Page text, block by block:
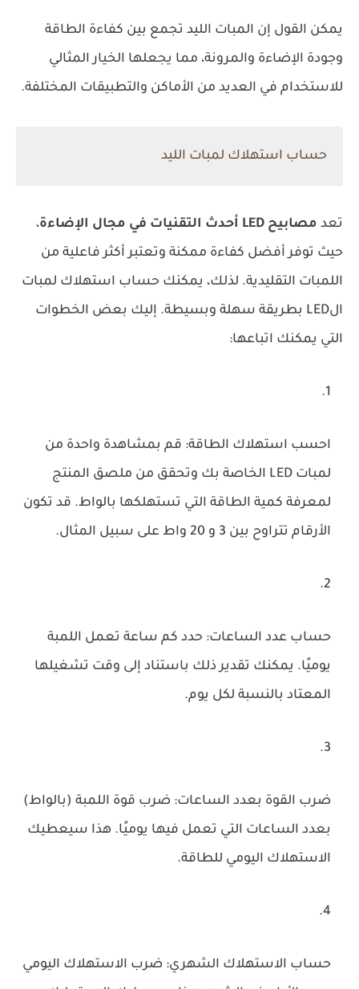
يمكن القول إن المبات الليد تجمع بين كفاءة الطاقة
وجودة الإضاءة والمرونة، مما يجعلها الخيار المثالي
للاستخدام في العديد من الأماكن والتطبيقات المختلفة.
حساب استهلاك لمبات الليد
تعد مصابيح LED أحدث التقنيات في مجال الإضاءة
،
حيث توفر أفضل كفاءة ممكنة وتعتبر أكثر فاعلية من
اللمبات التقليدية. لذلك، يمكنك حساب استهلاك لمبات
الLED بطريقة سهلة وبسيطة. إليك بعض الخطوات
التي يمكنك اتباعها:
احسب استهلاك الطاقة: قم بمشاهدة واحدة من
لمبات LED الخاصة بك وتحقق من ملصق المنتج
لمعرفة كمية الطاقة التي تستهلكها بالواط. قد تكون
الأرقام تتراوح بين 3 و 20 واط على سبيل المثال.
حساب عدد الساعات: حدد كم ساعة تعمل اللمبة
يوميًا. يمكنك تقدير ذلك باستناد إلى وقت تشغيلها
المعتاد بالنسبة لكل يوم.
ضرب القوة بعدد الساعات: ضرب قوة اللمبة (بالواط)
بعدد الساعات التي تعمل فيها يوميًا. هذا سيعطيك
الاستهلاك اليومي للطاقة.
حساب الاستهلاك الشهري: ضرب الاستهلاك اليومي